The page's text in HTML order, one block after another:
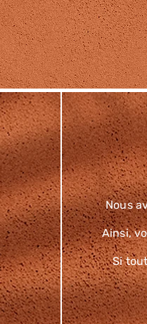
Nous
Ainsi,
Si